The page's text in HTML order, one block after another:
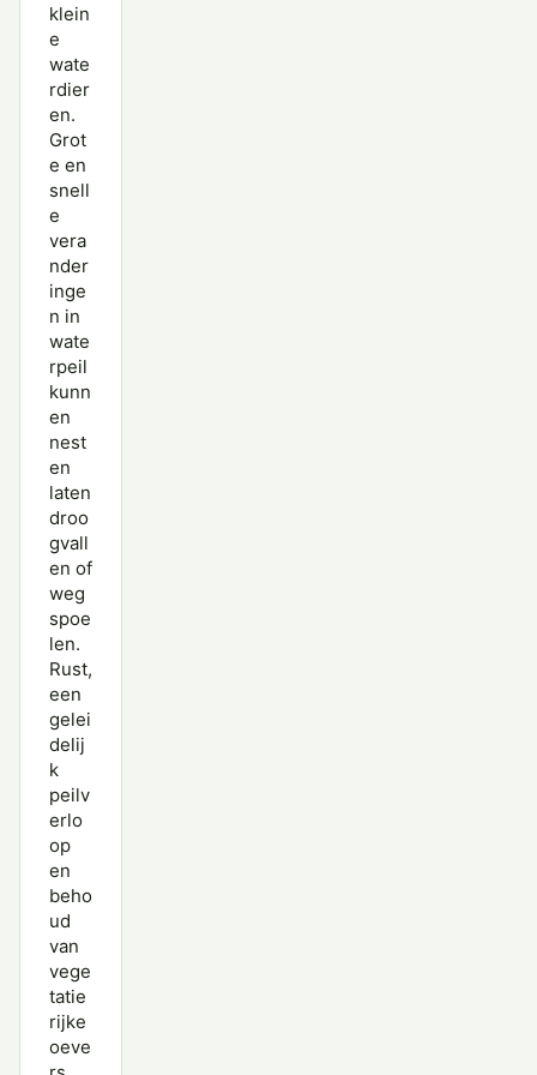
klein
e
wate
rdier
en.
Grot
e en
snell
e
vera
nder
inge
n in
wate
rpeil
kunn
en
nest
en
laten
droo
gvall
en of
weg
spoe
len.
Rust,
een
gelei
delij
k
peilv
erlo
op
en
beho
ud
van
vege
tatie
rijke
oeve